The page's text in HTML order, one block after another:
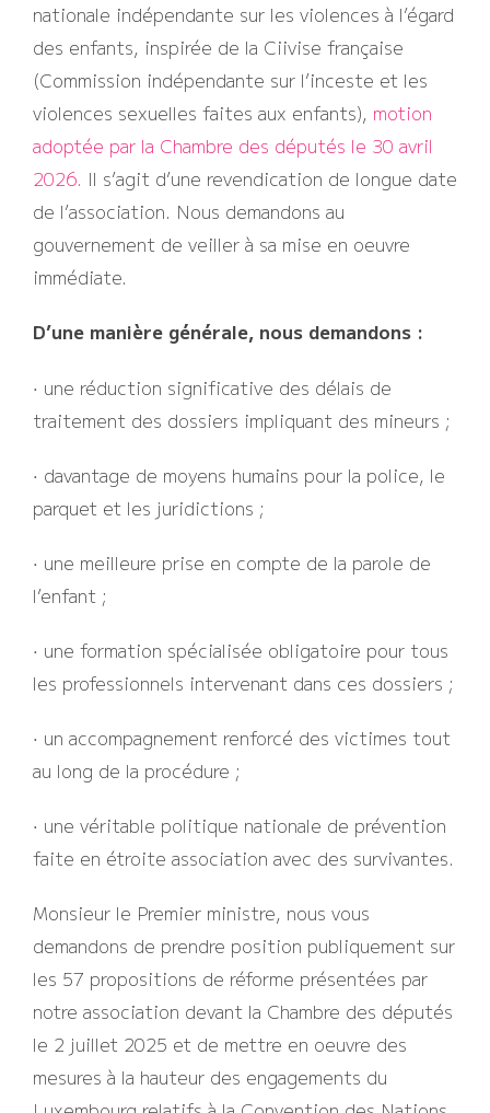
nationale indépendante sur les violences à l’égard
des enfants, inspirée de la Ciivise française
(Commission indépendante sur l’inceste et les
violences sexuelles faites aux enfants), motion
adoptée par la Chambre des députés le 30 avril
2026. Il s’agit d’une revendication de longue date
de l’association. Nous demandons au
gouvernement de veiller à sa mise en oeuvre
immédiate.
D’une manière générale, nous demandons :
• une réduction significative des délais de
traitement des dossiers impliquant des mineurs ;
• davantage de moyens humains pour la police, le
parquet et les juridictions ;
• une meilleure prise en compte de la parole de
l’enfant ;
• une formation spécialisée obligatoire pour tous
les professionnels intervenant dans ces dossiers ;
• un accompagnement renforcé des victimes tout
au long de la procédure ;
• une véritable politique nationale de prévention
faite en étroite association avec des survivant·e·s.
Monsieur le Premier ministre, nous vous
demandons de prendre position publiquement sur
les 57 propositions de réforme présentées par
notre association devant la Chambre des députés
le 2 juillet 2025 et de mettre en oeuvre des
mesures à la hauteur des engagements du